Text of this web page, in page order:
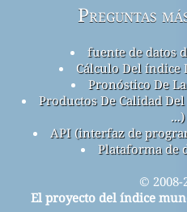
Preguntas
fuente de datos
Cálculo Del índice
Pronóstico De
Productos De Calidad
...)
API (interfaz de
Plataforma de
© 2008-
El proyecto del índice